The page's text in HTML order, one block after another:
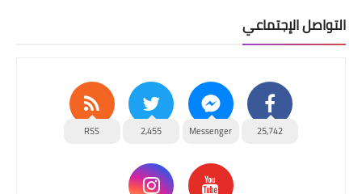
التواصل الإجتماعي
25,742
Messenger
2,455
RSS